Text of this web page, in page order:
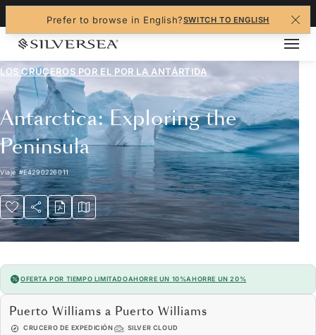
Prefer to browse in English?SWITCH TO ENGLISH
LOS CRUCEROS POR EL POR LA ANTÁRTIDA
Antarctica: Exploring the
Peninsula
Viaje #E4290226011
OFERTA POR TIEMPO LIMITADOAHORRE UN 10%AHORRE UN 20%
Puerto Williams a Puerto Williams
CRUCERO DE EXPEDICIÓN SILVER CLOUD